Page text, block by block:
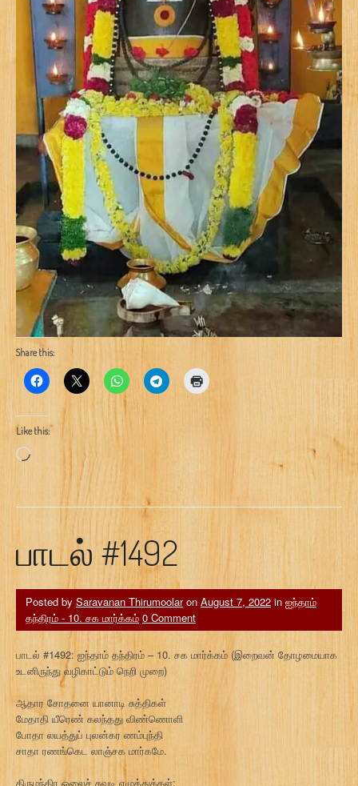
Share this:
Like this:
Loading…
பாடல் #1492
Posted by Saravanan Thirumoolaron August 7, 2022 in ஐந்தாம்
தந்திரம் - 10. சக மார்க்கம் 0 Comment
பாடல் #1492: ஐந்தாம் தந்திரம் – 10. சக மார்க்கம் (இறைவன் தோழமையாக
உடனிருந்து வழிகாட்டும் நெறி முறை)
ஆதார சோதனை யானாடி சுத்திகள்
மேதாதி யீரெண் கலந்தது விண்ணொளி
போதா லயத்துப் புலன்கர ணம்புந்தி
சாதா ரணங்கெட லாஞ்சக மார்கமே.
திருமந்திர ஓலைச் சுவடி எழுத்துக்கள்: